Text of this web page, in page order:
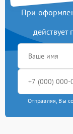
При
действует
Отправляя, Вы